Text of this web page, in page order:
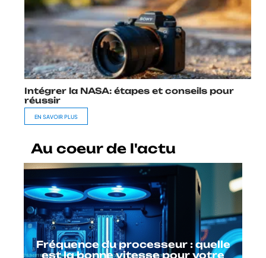
Intégrer la NASA: étapes et conseils pour
réussir
EN SAVOIR PLUS
Au coeur de l'actu
Fréquence du processeur : quelle
est la bonne vitesse pour votre